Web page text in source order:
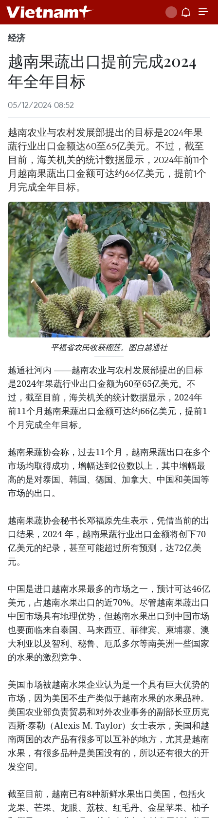
经济
越南果蔬出口提前完成2024
年全年目标
05/12/2024 08:52
越南农业与农村发展部提出的目标是2024年果
蔬行业出口金额达60至65亿美元。不过，截至
目前，海关机关的统计数据显示，2024年前11个
月越南果蔬出口金额可达约66亿美元，提前1个
月完成全年目标。
平福省农民收获榴莲。图自越通社
越通社河内 ——越南农业与农村发展部提出的目标
是2024年果蔬行业出口金额为60至65亿美元。不
过，截至目前，海关机关的统计数据显示，2024年
前11个月越南果蔬出口金额可达约66亿美元，提前1
个月完成全年目标。
越南果蔬协会称，过去11个月，越南果蔬出口在多个
市场均取得成功，增幅达到2位数以上，其中增幅最
高的是对泰国、韩国、德国、加拿大、中国和美国等
市场的出口。
越南果蔬协会秘书长邓福原先生表示，凭借当前的出
口结果，2024 年，越南果蔬行业出口金额将创下70
亿美元的纪录，甚至可能超过所有预测，达72亿美
元。
中国是进口越南水果最多的市场之一，预计可达46亿
美元，占越南水果出口的近70%。尽管越南果蔬出口
中国市场具有地理优势，但越南水果出口到中国市场
也要面临来自泰国、马来西亚、菲律宾、柬埔寨、澳
大利亚以及智利、秘鲁、厄瓜多尔等南美洲一些国家
的水果的激烈竞争。
美国市场被越南水果企业认为是一个具有巨大优势的
市场，因为美国不生产类似于越南水果的水果品种。
美国农业部负责贸易和对外农业事务的副部长亚历克
西斯·泰勒（Alexis M. Taylor）女士表示，美国和越
南两国的农产品有很多可以互补的地方，尤其是越南
水果，有很多品种是美国没有的，所以还有很大的开
发空间。
截至目前，越南已有8种新鲜水果出口美国，包括火
龙果、芒果、龙眼、荔枝、红毛丹、金星苹果、柚子